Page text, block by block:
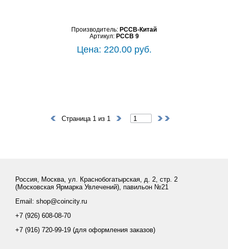
Производитель: PCCB-Китай
Артикул: PCCB 9
Цена: 220.00 руб.
Страница 1 из 1
Россия, Москва, ул. Краснобогатырская, д. 2, стр. 2
(Московская Ярмарка Увлечений), павильон №21
Email: shop@coincity.ru
+7 (926) 608-08-70
+7 (916) 720-99-19 (для оформления заказов)